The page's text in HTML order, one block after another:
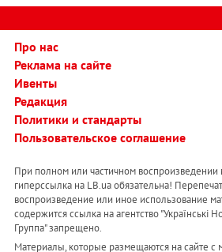
Про нас
Реклама на сайте
Ивенты
Редакция
Политики и стандарты
Пользовательское соглашение
При полном или частичном воспроизведении
гиперссылка на LB.ua обязательна!
воспроизведение или иное использование
содержится ссылка на агентство "Українськi
Группа" запрещено.
Материалы, которые размещаются на сайте с